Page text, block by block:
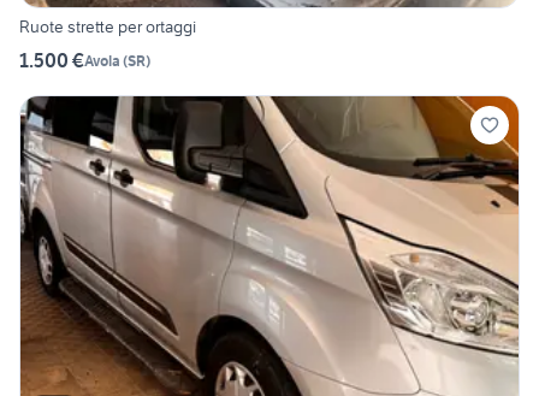
Ruote strette per ortaggi
1.500 €Avola (SR)